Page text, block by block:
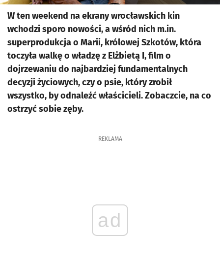
W ten weekend na ekrany wrocławskich kin
wchodzi sporo nowości, a wśród nich m.in.
superprodukcja o Marii, królowej Szkotów, która
toczyła walkę o władzę z Elżbietą I, film o
dojrzewaniu do najbardziej fundamentalnych
decyzji życiowych, czy o psie, który zrobił
wszystko, by odnaleźć właścicieli. Zobaczcie, na co
ostrzyć sobie zęby.
REKLAMA
ad